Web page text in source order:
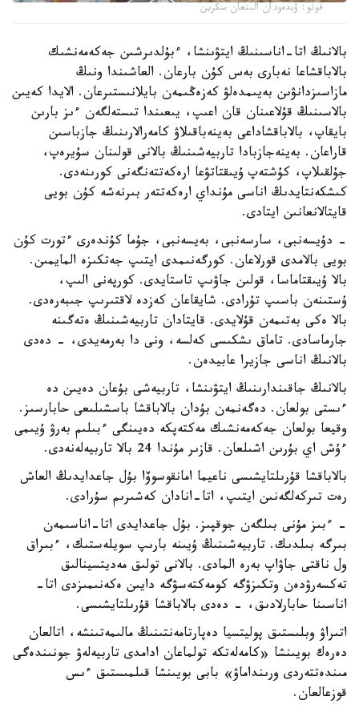
فوتو: ۆيدەودان الىنعان سكرين
بالانىڭ اتا-اناسىنىڭ ايتۋىنشا، ءبۇلدىرشىن جەكەمەنشىك
بالاباقشاعا نەبارى بەس كۇن بارعان. العاشىندا ونىڭ
مازاسىزدانۋىن بەيىمدەلۋ كەزەڭىمەن بايلانىستىرعان. الايدا كەيىن
بالاسىنىڭ قۇلاعىنان قان اعىپ، يىعىندا تىستەلگەن ءىز بارىن
بايقاپ، بالاباقشاداعى بەينەباقىلاۋ كامەرالارىنىڭ جازباسىن
قاراعان. بەينەجازبادا تاربيەشىنىڭ بالانى قولىنان سۇيرەپ،
جۇلقىلاپ، كۇشتەپ ۇيىقتاتۋعا ارەكەتتەنگەنى كورىنەدى.
كىشكەنتايدىڭ اناسى مۇنداي ارەكەتتەر بىرنەشە كۇن بويى
قايتالانعانىن ايتادى.
- دۇيسەنبى، سارسەنبى، بەيسەنبى، جۇما كۇندەرى ءتورت كۇن
بويى بالامدى قورلاعان. كورگەنىمدى ايتىپ جەتكىزە المايمىن.
بالا ۇيىقتاماسا، قولىن جاۋىپ تاستايدى. كورپەنى الىپ،
ۇستىنەن باسىپ تۇرادى. شايقاعان كەزدە لاقتىرىپ جىبەرەدى.
بالا ەكى بەتىمەن قۇلايدى. قايتادان تاربيەشىنىڭ ەتەگىنە
جارماسادى. تاماق ىشكىسى كەلسە، ونى دا بەرمەيدى، - دەدى
بالانىڭ اناسى جازيرا عابيدەن.
بالانىڭ جاقىندارىنىڭ ايتۋىنشا، تاربيەشى بۇعان دەيىن دە
ءىستى بولعان. دەگەنمەن بۇدان بالاباقشا باسشىلىعى حابارسىز.
وقيعا بولعان جەكەمەنشىك مەكتەپكە دەيىنگى ءبىلىم بەرۋ ۇيىمى
ءۇش اي بۇرىن اشىلعان. قازىر مۇندا 24 بالا تاربيەلەنەدى.
بالاباقشا قۇرىلتايشىسى ناعيما امانقوسوۆا بۇل جاعدايدىڭ العاش
رەت تىركەلگەنىن ايتىپ، اتا-انادان كەشىرىم سۇرادى.
- ءبىز مۇنى بىلگەن جوقپىز. بۇل جاعدايدى اتا-اناسىمەن
بىرگە بىلدىك. تاربيەشىنىڭ ۇيىنە بارىپ سويلەستىك، ءبىراق
ول ناقتى جاۋاپ بەرە المادى. بالانى تولىق مەديتسينالىق
تەكسەرۋدەن وتكىزۋگە كومەكتەسۋگە دايىن ەكەنىمىزدى اتا-
اناسىنا حابارلادىق، - دەدى بالاباقشا قۇرىلتايشىسى.
اتىراۋ وبلىستىق پوليتسيا دەپارتامەنتىنىڭ مالىمەتىنشە، اتالعان
دەرەك بويىنشا «كامەلەتكە تولماعان ادامدى تاربيەلەۋ جونىندەگى
مىندەتتەردى ورىنداماۋ» بابى بويىنشا قىلمىستىق ءىس
قوزعالعان.